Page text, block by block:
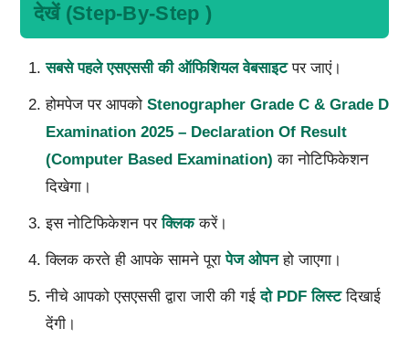
देखें (Step-By-Step )
सबसे पहले एसएससी की ऑफिशियल वेबसाइटपर जाएं।
होमपेज पर आपको Stenographer Grade C & Grade D
Examination 2025 – Declaration Of Result
(Computer Based Examination) का नोटिफिकेशन
दिखेगा।
इस नोटिफिकेशन परक्लिककरें।
क्लिक करते ही आपके सामने पूरापेज ओपनहो जाएगा।
नीचे आपको एसएससी द्वारा जारी की गईदो PDF लिस्टदिखाई
देंगी।